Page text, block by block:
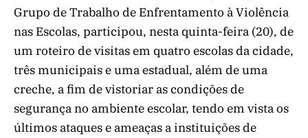
Grupo de Trabalho de Enfrentamento à Violência
nas Escolas, participou, nesta quinta-feira (20), de
um roteiro de visitas em quatro escolas da cidade,
três municipais e uma estadual, além de uma
creche, a fim de vistoriar as condições de
segurança no ambiente escolar, tendo em vista os
últimos ataques e ameaças a instituições de